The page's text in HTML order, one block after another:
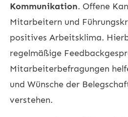
Kommunikation. Offene
Mitarbeitern und
positives Arbeitsklima.
regelmäßige
Mitarbeiterbefragungen
und Wünsche der
verstehen.